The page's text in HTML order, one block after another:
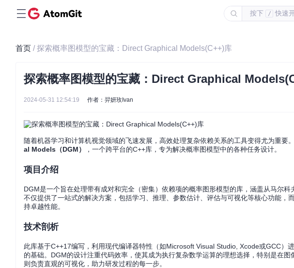
按下 / 快速
首页 / 探索概率图模型的宝藏：Direct Graphical Models(C++)库
探索概率图模型的宝藏：Direct Graphical
2024-05-31 12:54:19 作者：羿妍玫Ivan
随着机器学习和计算机视觉领域的飞速发展，高效处理复杂依赖关系的工具变得尤为重
al Models（DGM）
，一个跨平台的C++库，专为解决概率图模型中的各种任务设计。
项目介绍
DGM是一个旨在处理带有成对和完全（密集）依赖项的概率图形模型的库，涵盖从马尔
不仅提供了一站式的解决方案，包括学习、推理、参数估计、评估与可视化等核心功能，
持卓越性能。
技术剖析
此库基于C++17编写，利用现代编译器特性（如Microsoft Visual Studio, Xcode或GCC）
的基础。DGM的设计注重代码效率，使其成为执行复杂数学运算的理想选择，特别是在
则负责直观的可视化，助力研发过程的每一步。